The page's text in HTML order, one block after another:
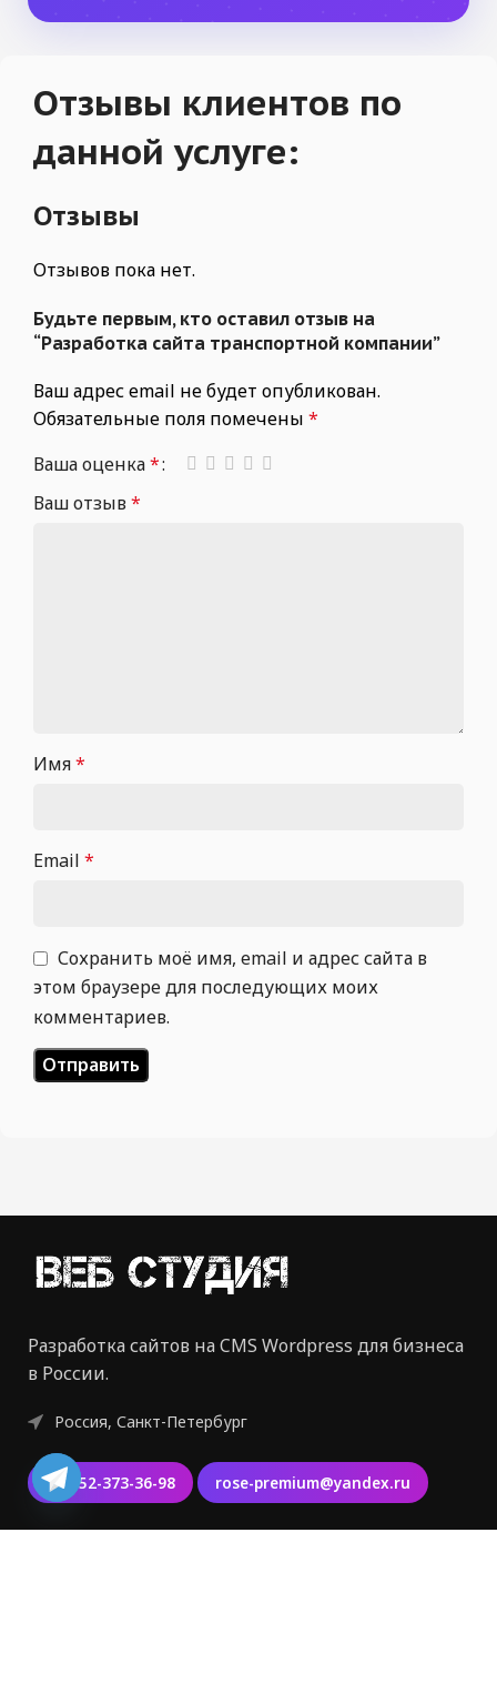
Отзывы клиентов по
данной услуге:
Отзывы
Отзывов пока нет.
Будьте первым, кто оставил отзыв на
“Разработка сайта транспортной компании”
Ваш адрес email не будет опубликован.
Обязательные поля помечены*
Ваша оценка*
Ваш отзыв*
Имя*
Email*
Сохранить моё имя, email и адрес сайта в
этом браузере для последующих моих
комментариев.
Разработка сайтов на CMS Wordpress для бизнеса
в России.
Россия, Санкт-Петербург
+7-952-373-36-98 rose-premium@yandex.ru
Политика конфиденциальности